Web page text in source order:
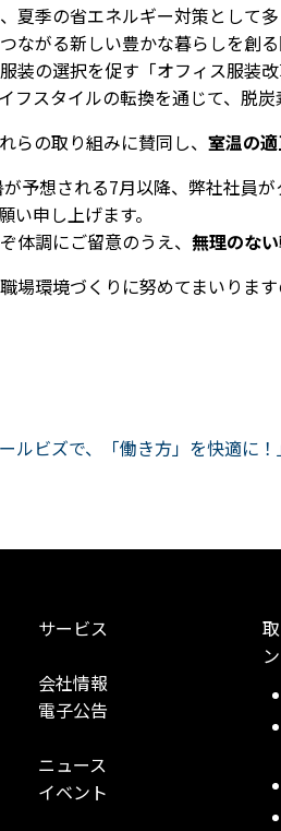
夏季の省エネルギー対策として
ながる新しい豊かな暮らしを創
装の選択を促す「オフィス服
フスタイルの転換を通じて、脱
らの取り組みに賛同し、 室温の
予想される7月以降、弊社社員
い申し上げます。
体調にご留意のうえ、 無理のな
場環境づくりに努めてまいりま
ルビズで、「働き方」を快適に！
サービス
会社情報
電子公告
ニュース
イベント